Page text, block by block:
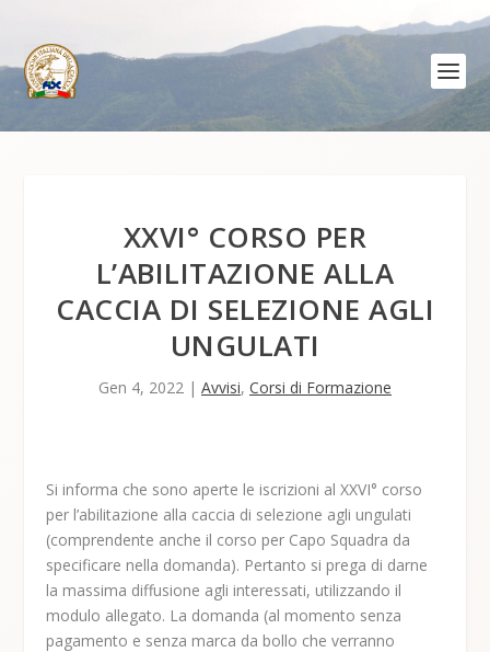
XXVI° CORSO PER
L’ABILITAZIONE ALLA
CACCIA DI SELEZIONE AGLI
UNGULATI
Gen 4, 2022 | Avvisi, Corsi di Formazione
Si informa che sono aperte le iscrizioni al XXVI° corso
per l’abilitazione alla caccia di selezione agli ungulati
(comprendente anche il corso per Capo Squadra da
specificare nella domanda). Pertanto si prega di darne
la massima diffusione agli interessati, utilizzando il
modulo allegato. La domanda (al momento senza
pagamento e senza marca da bollo che verranno